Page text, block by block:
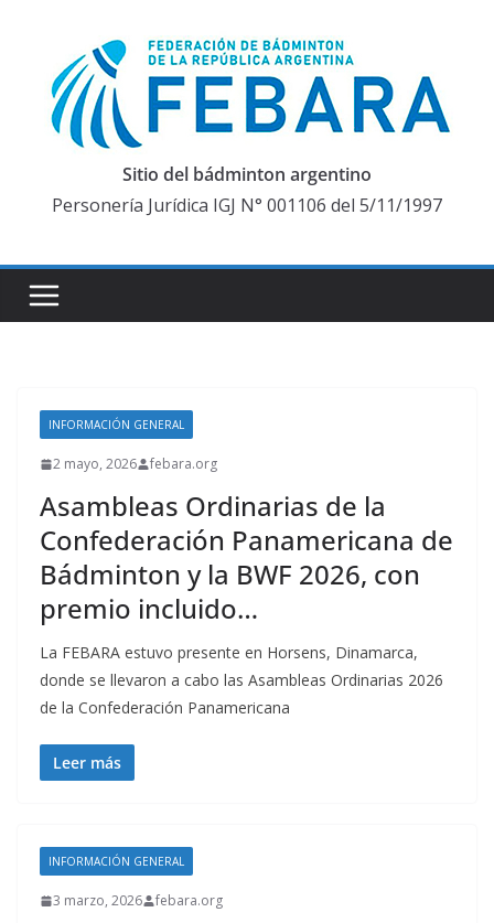
contenido
Sitio del bádminton argentino
Personería Jurídica IGJ N° 001106 del 5/11/1997
INFORMACIÓN GENERAL
2 mayo, 2026 febara.org
Asambleas Ordinarias de la
Confederación Panamericana de
Bádminton y la BWF 2026, con
premio incluido…
La FEBARA estuvo presente en Horsens, Dinamarca,
donde se llevaron a cabo las Asambleas Ordinarias 2026
de la Confederación Panamericana
Leer más
INFORMACIÓN GENERAL
3 marzo, 2026 febara.org